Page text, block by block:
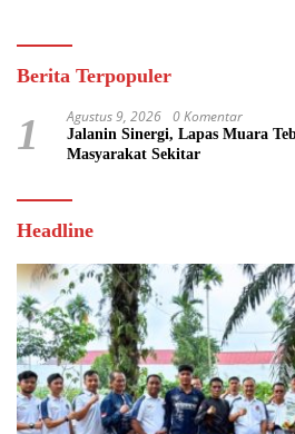
Berita Terpopuler
1 Agustus 9, 2026 0 Komentar
Jalanin Sinergi, Lapas Muara
Masyarakat Sekitar
Headline